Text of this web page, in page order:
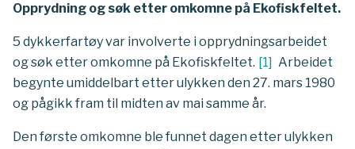
Opprydning og søk etter omkomne på Ekofiskfeltet.
5 dykkerfartøy var involverte i opprydningsarbeidet
og søk etter omkomne på Ekofiskfeltet. [1] Arbeidet
begynte umiddelbart etter ulykken den 27. mars 1980
og pågikk fram til midten av mai samme år.
Den første omkomne ble funnet dagen etter ulykken